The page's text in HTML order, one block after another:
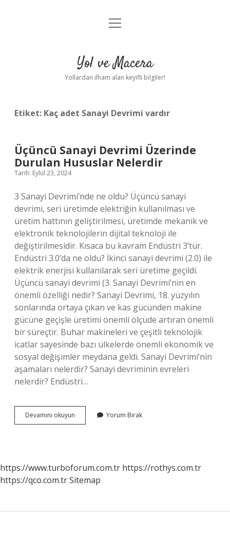
Anasayfa
Yasal Uyarı
menüyü
Yol ve Macera
Yollardan ilham alan keyifli bilgiler!
Etiket: Kaç adet Sanayi Devrimi vardır
Üçüncü Sanayi Devrimi Üzerinde
Durulan Hususlar Nelerdir
Tarih: Eylül 23, 2024
3 Sanayi Devrimi’nde ne oldu? Üçüncü sanayi
devrimi, seri üretimde elektriğin kullanılması ve
üretim hattının geliştirilmesi, üretimde mekanik ve
elektronik teknolojilerin dijital teknoloji ile
değiştirilmesidir. Kısaca bu kavram Endüstri 3’tür.
Endüstri 3.0’da ne oldu? İkinci sanayi devrimi (2.0) ile
elektrik enerjisi kullanılarak seri üretime geçildi.
Üçüncü sanayi devrimi (3. Sanayi Devrimi’nin en
önemli özelliği nedir? Sanayi Devrimi, 18. yüzyılın
sonlarında ortaya çıkan ve kas gücünden makine
gücüne geçişle üretimi önemli ölçüde artıran önemli
bir süreçtir. Buhar makineleri ve çeşitli teknolojik
icatlar sayesinde bazı ülkelerde önemli ekonomik ve
sosyal değişimler meydana geldi. Sanayi Devrimi’nin
aşamaları nelerdir? Sanayi devriminin evreleri
nelerdir? Endüstri…
Devamını okuyun
Sanayi
Nelerdir
Yorum Bırak
https://www.turboforum.com.tr https://rothys.com.tr
https://qco.com.trSitemap